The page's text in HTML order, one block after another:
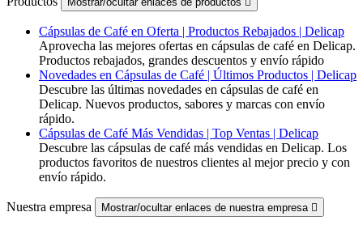
Cápsulas de Café en Oferta | Productos Rebajados | Delicap
Aprovecha las mejores ofertas en cápsulas de café en Delicap.
Productos rebajados, grandes descuentos y envío rápido
Novedades en Cápsulas de Café | Últimos Productos | Delicap
Descubre las últimas novedades en cápsulas de café en
Delicap. Nuevos productos, sabores y marcas con envío
rápido.
Cápsulas de Café Más Vendidas | Top Ventas | Delicap
Descubre las cápsulas de café más vendidas en Delicap. Los
productos favoritos de nuestros clientes al mejor precio y con
envío rápido.
Nuestra empresa Mostrar/ocultar enlaces de nuestra empresa 